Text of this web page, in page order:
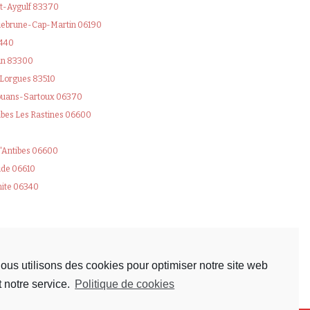
utilisons des cookies pour optimiser notre site web
notre service. Politique de cookies
Aygulf 83370
Cap-Martin 06190
83300
83510
Sartoux 06370
Les Rastines 06600
06600
06610
06340